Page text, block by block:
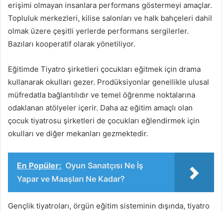
erişimi olmayan insanlara performans göstermeyi amaçlar.
Topluluk merkezleri, kilise salonları ve halk bahçeleri dahil
olmak üzere çeşitli yerlerde performans sergilerler.
Bazıları kooperatif olarak yönetiliyor.
Eğitimde Tiyatro şirketleri çocukları eğitmek için drama
kullanarak okulları gezer. Prodüksiyonlar genellikle ulusal
müfredatla bağlantılıdır ve temel öğrenme noktalarına
odaklanan atölyeler içerir. Daha az eğitim amaçlı olan
çocuk tiyatrosu şirketleri de çocukları eğlendirmek için
okulları ve diğer mekanları gezmektedir.
En Popüler: Oyun Sanatçısı Ne İş
Yapar ve Maaşları Ne Kadar?
Gençlik tiyatroları, örgün eğitim sisteminin dışında, tiyatro